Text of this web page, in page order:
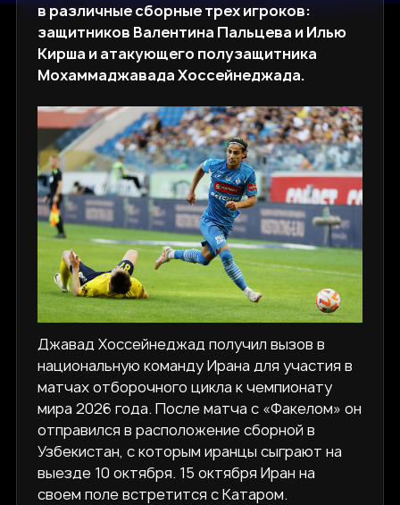
в различные сборные трех игроков:
защитников Валентина Пальцева и Илью
Кирша и атакующего полузащитника
Мохаммаджавада Хоссейнеджада.
Джавад Хоссейнеджад получил вызов в
национальную команду Ирана для участия в
матчах отборочного цикла к чемпионату
мира 2026 года. После матча с «Факелом» он
отправился в расположение сборной в
Узбекистан, с которым иранцы сыграют на
выезде 10 октября. 15 октября Иран на
своем поле встретится с Катаром.